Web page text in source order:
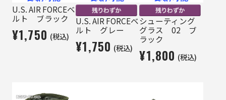
U.S. AIR FORCEベ
ルト ブラック
¥1,750 (税込)
U.S. AIR FORCEベ
ルト グレー
¥1,750 (税込)
シューティング
グラス 02 ブ
ラック
¥1,800 (税込)